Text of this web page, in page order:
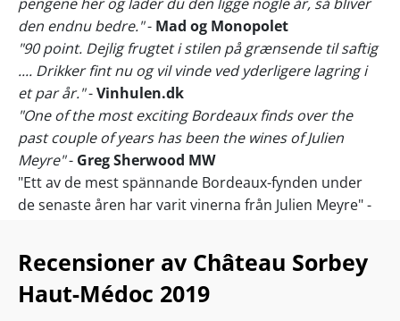
den endnu bedre."- Mad og Monopolet
"90 point. Dejlig frugtet i stilen på grænsende til saftig
.... Drikker fint nu og vil vinde ved yderligere lagring i
et par år."-Vinhulen.dk
"One of the most exciting Bordeaux finds over the
past couple of years has been the wines of Julien
Meyre"- Greg Sherwood MW
"Ett av de mest spännande Bordeaux-fynden under
de senaste åren har varit vinerna från Julien Meyre" -
årgångarna har lyckats positionera sig som
lyxvarumärken, produkter som bara de megarika och
bortskämda vinskribenterna som jag någonsin får
Recensioner av Château Sorbey
Haut-Médoc 2019